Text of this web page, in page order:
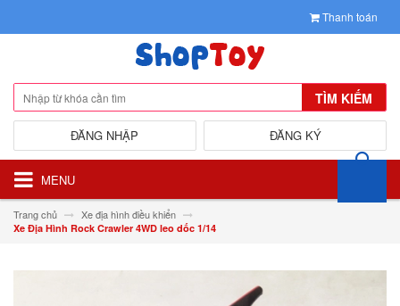
Thanh toán
TÌM KIẾM
ĐĂNG KÝ
ĐĂNG NHẬP
MENU
Trang chủ Xe địa hình điều khiển
Xe Địa Hình Rock Crawler 4WD leo dốc 1/14